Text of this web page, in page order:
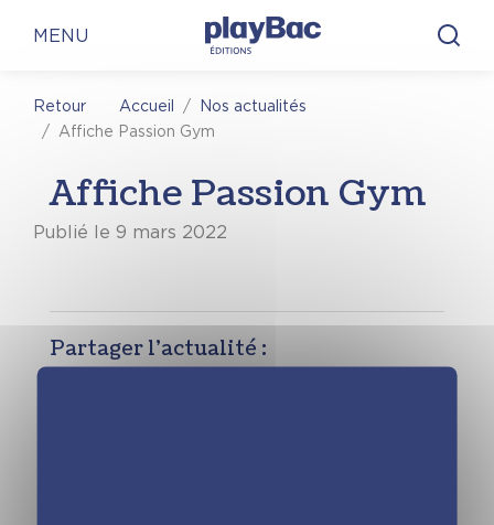
MENU
Retour Accueil
Nos actualités
Affiche Passion Gym
Affiche Passion Gym
Publié le 9 mars 2022
Partager l’actualité :
Panneau de gestion des cookies